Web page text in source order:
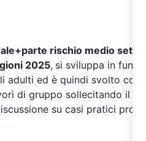
rischio medio
2025, si sviluppa in
ed è quindi svolto con
di gruppo sollecitando il
su casi pratici